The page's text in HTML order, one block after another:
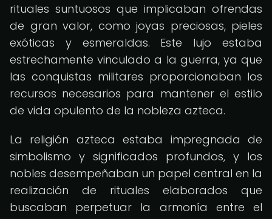
rituales suntuosos que implicaban ofrendas
de gran valor, como joyas preciosas, pieles
exóticas y esmeraldas. Este lujo estaba
estrechamente vinculado a la guerra, ya que
las conquistas militares proporcionaban los
recursos necesarios para mantener el estilo
de vida opulento de la nobleza azteca.
La religión azteca estaba impregnada de
simbolismo y significados profundos, y los
nobles desempeñaban un papel central en la
realización de rituales elaborados que
buscaban perpetuar la armonía entre el